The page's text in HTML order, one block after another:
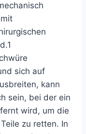
1
sich auf
kann
sein, bei der ein
wird, um die
zu retten. In